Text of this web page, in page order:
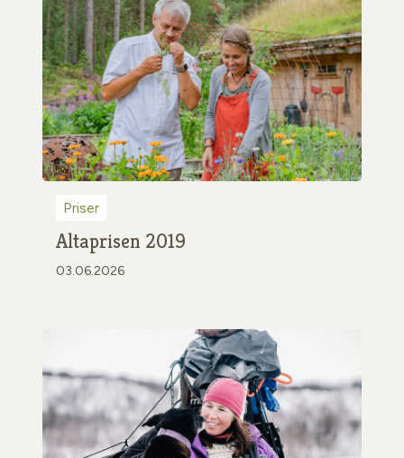
Priser
Altaprisen 2019
03.06.2026